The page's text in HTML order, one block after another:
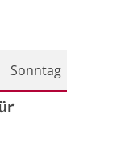
Sonntag